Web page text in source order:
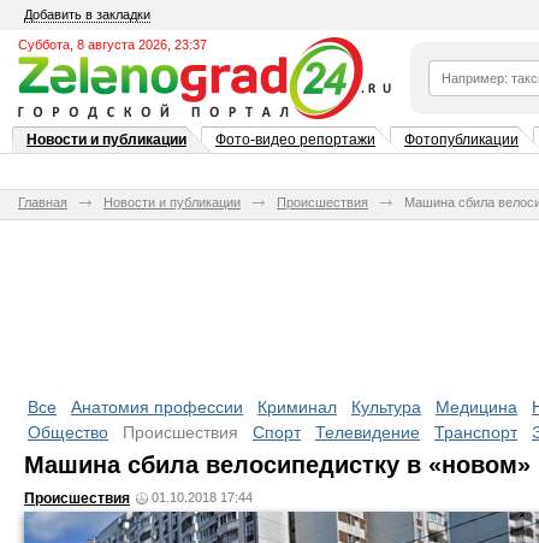
Добавить в закладки
Суббота, 8 августа 2026, 23:37
Новости и публикации Фото-видео репортажи Фотопубликации
Главная Новости и публикации Происшествия Машина сбила
Все Анатомия профессии Криминал Культура Медицина
Общество
Происшествия Спорт Телевидение Транспорт
Машина сбила велосипедистку в «новом»
Происшествия 01.10.2018 17:44